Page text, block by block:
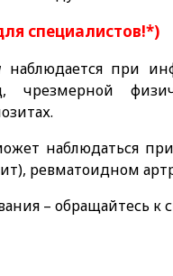
специалистов!*)
наблюдается при
чрезмерной
наблюдаться
ревматоидном
– обращайтесь к